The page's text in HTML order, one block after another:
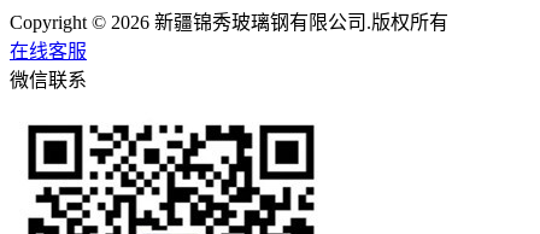
Copyright © 2026 新疆锦秀玻璃钢有限公司.版权所有
在线客服
微信联系